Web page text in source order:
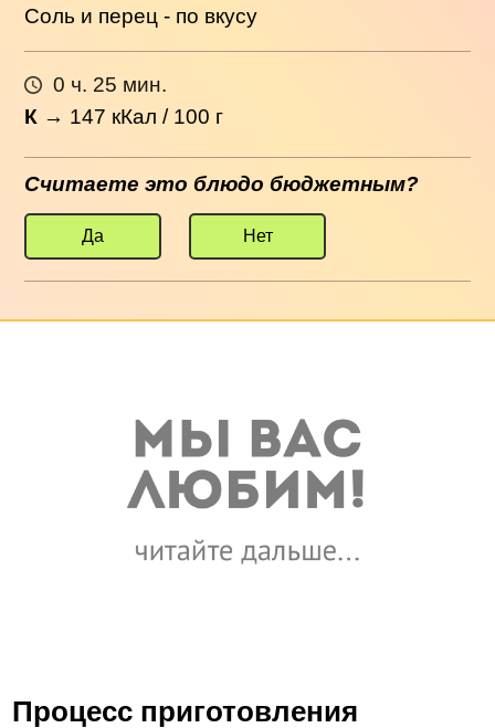
Соль и перец - по вкусу
0 ч. 25 мин.
К → 147 кКал / 100 г
Считаете это блюдо бюджетным?
Да Нет
Процесс приготовления